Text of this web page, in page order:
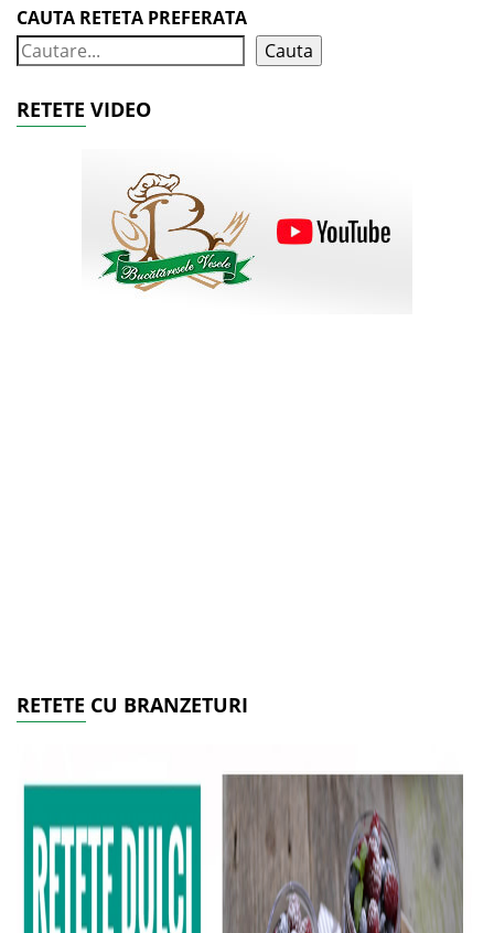
CAUTA RETETA PREFERATA
Cauta
RETETE VIDEO
RETETE CU BRANZETURI